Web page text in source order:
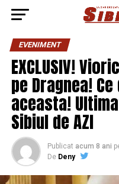
EVENIMENT
EXCLUSIV!
pe Dragnea!
aceasta!
Sibiul de AZI
Publicat acum 8 ani
De Deny